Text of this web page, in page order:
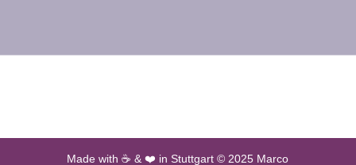
Made with ☕ & ❤️ in Stuttgart © 2025 Marco